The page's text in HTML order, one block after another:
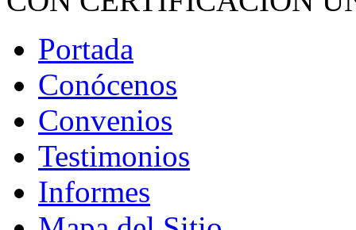
Portada
Conócenos
Convenios
Testimonios
Informes